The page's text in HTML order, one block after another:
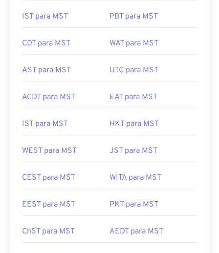
IST para MST PDT para MST
CDT para MST WAT para MST
AST para MST UTC para MST
ACDT para MST EAT para MST
IST para MST HKT para MST
WEST para MST JST para MST
CEST para MST WITA para MST
EEST para MST PKT para MST
ChST para MST AEDT para MST